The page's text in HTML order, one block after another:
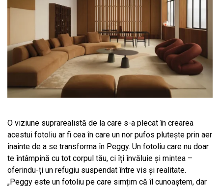
O viziune suprarealistă de la care s-a plecat în crearea
acestui fotoliu ar fi cea în care un nor pufos plutește prin aer
înainte de a se transforma în Peggy. Un fotoliu care nu doar
te întâmpină cu tot corpul tău, ci îți învăluie și mintea –
oferindu-ți un refugiu suspendat între vis și realitate.
„Peggy este un fotoliu pe care simțim că îl cunoaștem, dar